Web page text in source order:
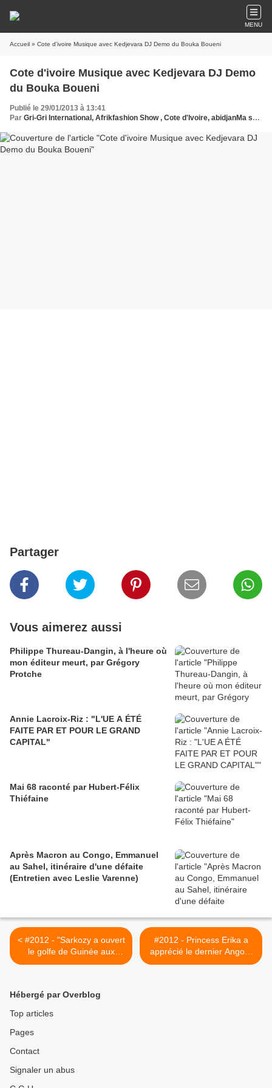
MENU
Accueil » Cote d'ivoire Musique avec Kedjevara DJ Demo du Bouka Boueni
Cote d'ivoire Musique avec Kedjevara DJ Demo
du Bouka Boueni
Publié le 29/01/2013 à 13:41
Par Gri-Gri International, Afrikfashion Show , Cote d'Ivoire, abidjanMa solange oussou, New York, Blues, France, Love Paris, Music, Afrique, Sony, Hollywood, Europe, Abidjan, Babi, Kedjevara DJ Demo
Partager
Vous aimerez aussi
Philippe Thureau-Dangin, à l'heure où
mon éditeur meurt, par Grégory
Protche
Annie Lacroix-Riz : "L'UE A ÉTÉ
FAITE PAR ET POUR LE GRAND
CAPITAL"
Mai 68 raconté par Hubert-Félix
Thiéfaine
Après Macron au Congo, Emmanuel
au Sahel, itinéraire d'une défaite
(Entretien avec Leslie Varenne)
< #2012 - "Sarkozy a ouvert
le golfe de Guinée aux
USA" - Guy Labertit - 24/09
#2012 - Princess Erika a
apprécié le dernier Angot -
28/09 >
Hébergé par Overblog
Top articles
Pages
Contact
Signaler un abus